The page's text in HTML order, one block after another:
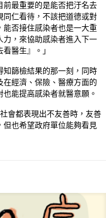
前最重要的是能否把汙名去
同仁看待，不該把道德或對
能否接住感染者也是一大重
力，來協助感染者進入下一
醫生』。」
知篩檢結果的那一刻，同時
經濟、保險、醫療方面的
能提高感染者就醫意願。
會都表現出不友善時，友善
但也希望政府單位能夠看見